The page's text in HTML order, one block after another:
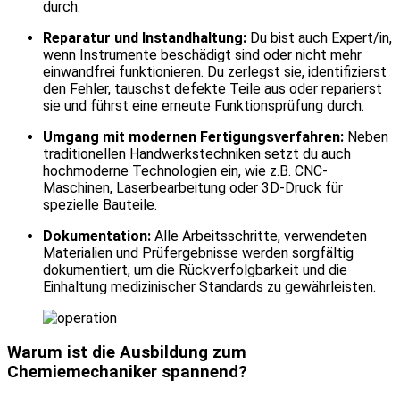
durch.
Reparatur und Instandhaltung: Du bist auch Expert/in,
wenn Instrumente beschädigt sind oder nicht mehr
einwandfrei funktionieren. Du zerlegst sie, identifizierst
den Fehler, tauschst defekte Teile aus oder reparierst
sie und führst eine erneute Funktionsprüfung durch.
Umgang mit modernen Fertigungsverfahren: Neben
traditionellen Handwerkstechniken setzt du auch
hochmoderne Technologien ein, wie z.B. CNC-
Maschinen, Laserbearbeitung oder 3D-Druck für
spezielle Bauteile.
Dokumentation: Alle Arbeitsschritte, verwendeten
Materialien und Prüfergebnisse werden sorgfältig
dokumentiert, um die Rückverfolgbarkeit und die
Einhaltung medizinischer Standards zu gewährleisten.
Warum ist die Ausbildung zum
Chemiemechaniker spannend?